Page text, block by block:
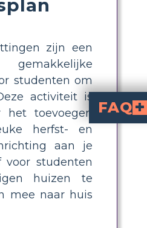
zijn een
studenten om
activiteit is
het toevoegen
herfst- en
aan je
voor studenten
huizen te
mee naar huis
FAQ